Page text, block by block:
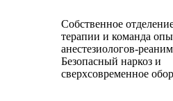
Собственное
терапии и команда
анестезиологов-
Безопасный наркоз и
сверхсовременное